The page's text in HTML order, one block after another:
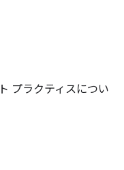
プラクティスについ